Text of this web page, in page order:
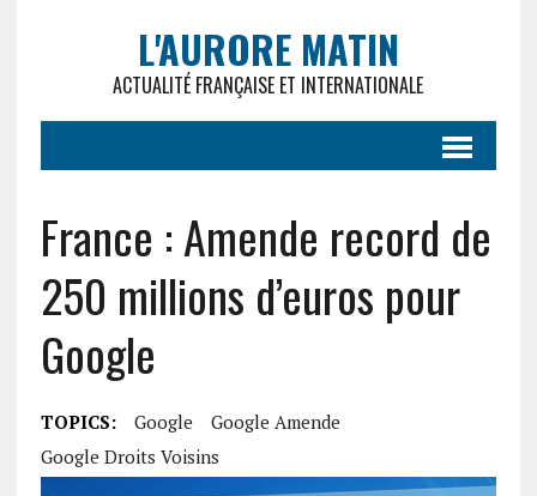
L'AURORE MATIN
ACTUALITÉ FRANÇAISE ET INTERNATIONALE
France : Amende record de
250 millions d’euros pour
Google
TOPICS: Google
Google Amende
Google Droits Voisins